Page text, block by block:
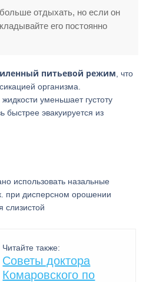
отдыхать, но если он
его постоянно
питьевой режим , что
организма.
уменьшает густоту
быстрее эвакуируется из
использовать назальные
при дисперсном орошении
слизистой
Читайте также:
Советы доктора
Комаровского по